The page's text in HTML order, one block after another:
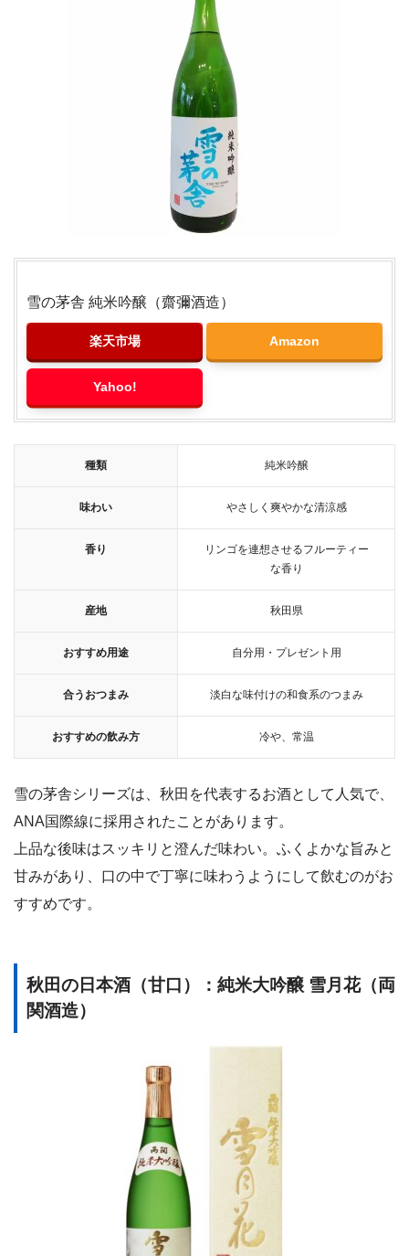
雪の茅舎 純米吟醸（齋彌酒造）
楽天市場 Amazon
Yahoo!
種類 純米吟醸
味わい やさしく爽やかな清涼感
香り
リンゴを連想させるフルーティー
な香り
産地 秋田県
おすすめ用途 自分用・プレゼント用
合うおつまみ 淡白な味付けの和食系のつまみ
おすすめの飲み方 冷や、常温
雪の茅舎シリーズは、秋田を代表するお酒として人気で、
ANA国際線に採用されたことがあります。
上品な後味はスッキリと澄んだ味わい。ふくよかな旨みと
甘みがあり、口の中で丁寧に味わうようにして飲むのがお
すすめです。
秋田の日本酒（甘口）：純米大吟醸 雪月花（両
関酒造）